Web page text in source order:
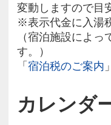
変動しますので目
※表示代金に入湯
（宿泊施設によ
す。）
「 宿泊税のご案内
カレンダ